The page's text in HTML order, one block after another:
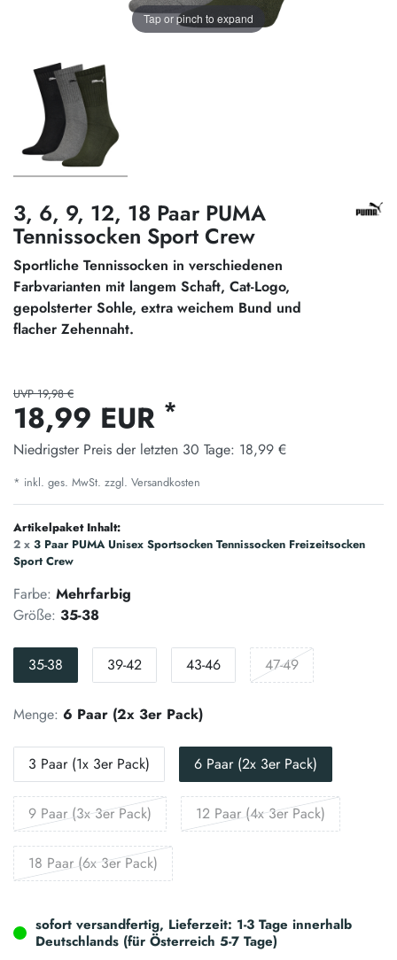
Tap or pinch to expand
3, 6, 9, 12, 18 Paar PUMA
Tennissocken Sport Crew
Sportliche Tennissocken in verschiedenen
Farbvarianten mit langem Schaft, Cat-Logo,
gepolsterter Sohle, extra weichem Bund und
flacher Zehennaht.
UVP 19,98 €
18,99 EUR *
Niedrigster Preis der letzten 30 Tage: 18,99 €
* inkl. ges. MwSt. zzgl. Versandkosten
Artikelpaket Inhalt:
2 x 3 Paar PUMA Unisex Sportsocken Tennissocken Freizeitsocken
Sport Crew
Farbe: Mehrfarbig
Größe: 35-38
35-38 39-42 43-46 47-49
Menge: 6 Paar (2x 3er Pack)
3 Paar (1x 3er Pack) 6 Paar (2x 3er Pack)
9 Paar (3x 3er Pack) 12 Paar (4x 3er Pack)
18 Paar (6x 3er Pack)
sofort versandfertig, Lieferzeit: 1-3 Tage innerhalb
Deutschlands (für Österreich 5-7 Tage)